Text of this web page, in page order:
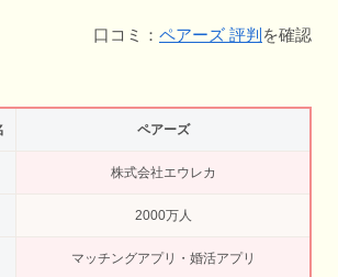
口コミ： ペアーズ 評判 を確認
ペアーズ
株式会社エウレカ
2000万人
マッチングアプリ・婚活アプリ